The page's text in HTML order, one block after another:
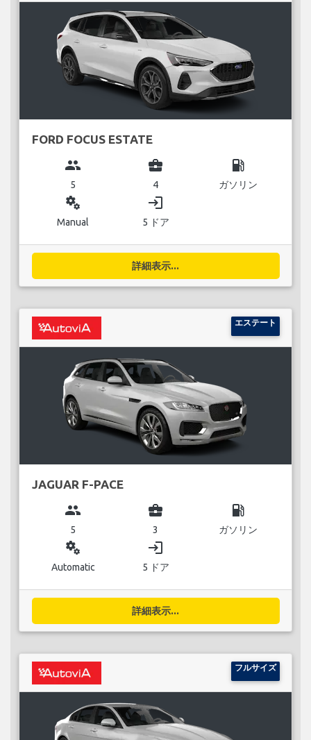
FORD FOCUS ESTATE
group
5
business_center
4
local_gas_station
ガソリン
miscellaneous_services
Manual
login
5 ドア
詳細表示...
エステート
JAGUAR F-PACE
group
5
business_center
3
local_gas_station
ガソリン
miscellaneous_services
Automatic
login
5 ドア
詳細表示...
フルサイズ